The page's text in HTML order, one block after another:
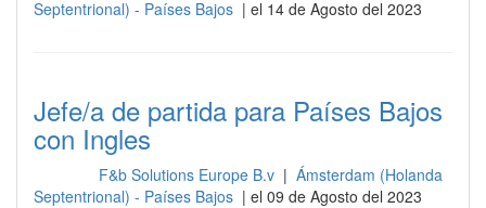
Septentrional) - Países Bajos | el 14 de Agosto del 2023
Jefe/a de partida para Países Bajos
con Ingles
F&b Solutions Europe B.v | Ámsterdam (Holanda
Septentrional) - Países Bajos | el 09 de Agosto del 2023